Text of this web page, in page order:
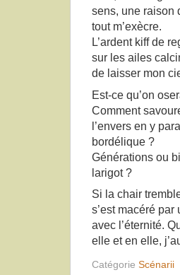
sens, une raison
tout m’exècre.
L’ardent kiff de
sur les ailes
de laisser mon
Est-ce qu’on
Comment
l’envers en y
bordélique ?
Générations ou
larigot ?
Si la chair
s’est macéré
avec l’éternité.
elle et en elle,
Catégorie Scénarii